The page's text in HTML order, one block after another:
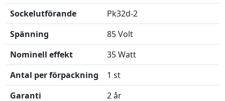
Sockelutförande
Pk32d-2
Spänning
85 Volt
Nominell effekt
35 Watt
Antal per förpackning
1 st
Garanti
2 år